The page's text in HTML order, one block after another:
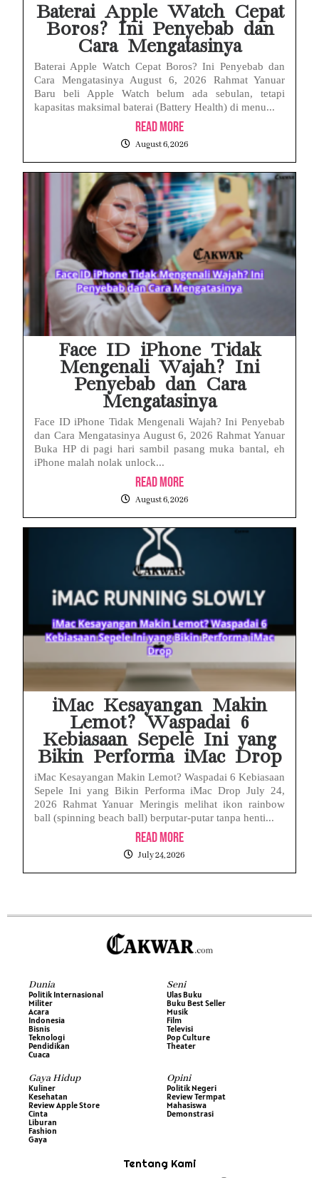
Baterai Apple Watch Cepat
Boros? Ini Penyebab dan
Cara Mengatasinya
Baterai Apple Watch Cepat Boros? Ini Penyebab dan
Cara Mengatasinya August 6, 2026 Rahmat Yanuar
Baru beli Apple Watch belum ada sebulan, tetapi
kapasitas maksimal baterai (Battery Health) di menu...
Read More
August 6, 2026
Face ID iPhone Tidak
Mengenali Wajah? Ini
Penyebab dan Cara
Mengatasinya
Face ID iPhone Tidak Mengenali Wajah? Ini Penyebab
dan Cara Mengatasinya August 6, 2026 Rahmat Yanuar
Buka HP di pagi hari sambil pasang muka bantal, eh
iPhone malah nolak unlock...
Read More
August 6, 2026
iMac Kesayangan Makin
Lemot? Waspadai 6
Kebiasaan Sepele Ini yang
Bikin Performa iMac Drop
iMac Kesayangan Makin Lemot? Waspadai 6 Kebiasaan
Sepele Ini yang Bikin Performa iMac Drop July 24,
2026 Rahmat Yanuar Meringis melihat ikon rainbow
ball (spinning beach ball) berputar-putar tanpa henti...
Read More
July 24, 2026
Dunia
Politik Internasional
Militer
Acara
Indonesia
Bisnis
Teknologi
Pendidikan
Cuaca
Seni
Ulas Buku
Buku Best Seller
Musik
Film
Televisi
Pop Culture
Theater
Gaya Hidup
Kuliner
Kesehatan
Review Apple Store
Cinta
Liburan
Fashion
Gaya
Opini
Politik Negeri
Review Termpat
Mahasiswa
Demonstrasi
Tentang Kami